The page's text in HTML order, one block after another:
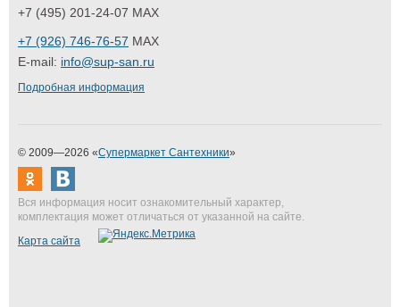
+7 (495) 201-24-07 MAX
+7 (926) 746-76-57 MAX
E-mail: info@sup-san.ru
Подробная информация
© 2009—2026 «Супермаркет Сантехники»
Вся информация носит ознакомительный характер,
комплектация может отличаться от указанной на сайте.
Карта сайта